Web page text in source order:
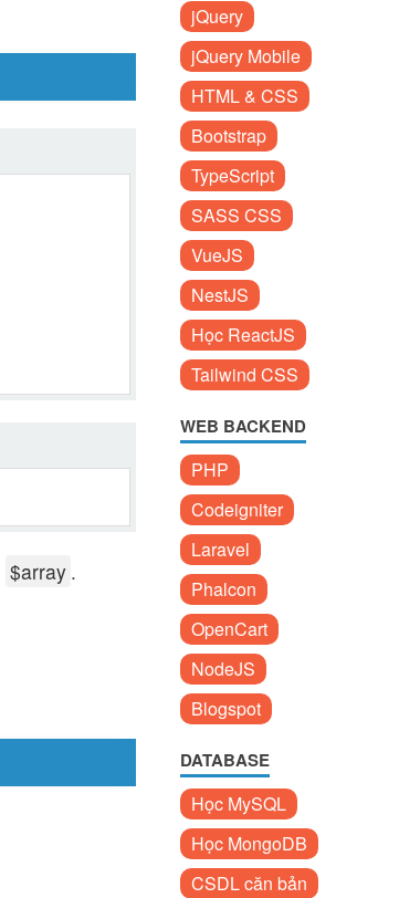
$array .
jQuery
jQuery Mobile
HTML & CSS
Bootstrap
TypeScript
SASS CSS
VueJS
NestJS
Học ReactJS
Tailwind CSS
WEB BACKEND
PHP
Codeigniter
Laravel
Phalcon
OpenCart
NodeJS
Blogspot
DATABASE
Học MySQL
Học MongoDB
CSDL căn bản